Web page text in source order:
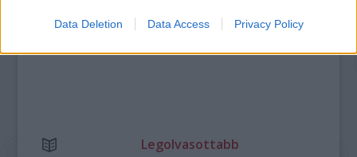
Data Deletion Data Access Privacy Policy
Legolvasottabb